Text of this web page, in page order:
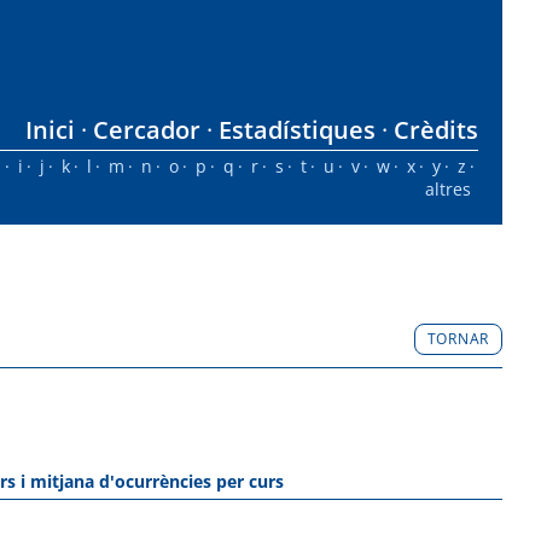
Inici Cercador Estadístiques Crèdits
i j k l m n o p q r s t u v w x y
z
altres
TORNAR
i mitjana d'ocurrències per curs